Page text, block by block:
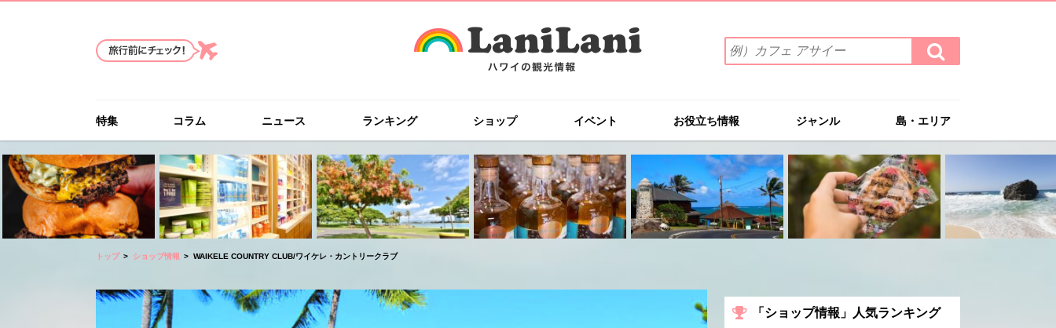
索
ワ
を
入
力
(例）
カ
フ
ェ
イ
ー
検
索
す
特集 コラム ニュース ランキング ショップ イベント お役立ち情報 ジャンル 島・エリア
トップ ショップ情報 WAIKELE COUNTRY CLUB/ワイケレ・カントリークラブ
「ショップ情報」人気ランキング